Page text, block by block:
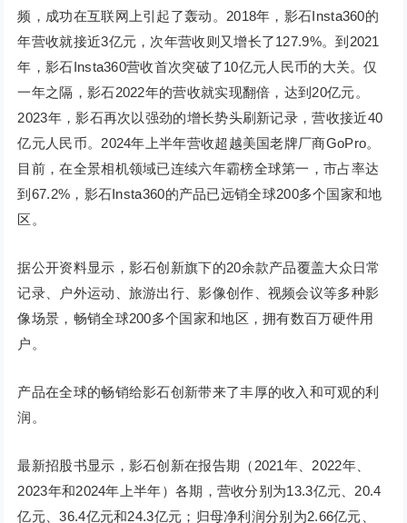
频，成功在互联网上引起了轰动。2018年，影石Insta360的
年营收就接近3亿元，次年营收则又增长了127.9%。到2021
年，影石Insta360营收首次突破了10亿元人民币的大关。仅
一年之隔，影石2022年的营收就实现翻倍，达到20亿元。
2023年，影石再次以强劲的增长势头刷新记录，营收接近40
亿元人民币。2024年上半年营收超越美国老牌厂商GoPro。
目前，在全景相机领域已连续六年霸榜全球第一，市占率达
到67.2%，影石Insta360的产品已远销全球200多个国家和地
区。
据公开资料显示，影石创新旗下的20余款产品覆盖大众日常
记录、户外运动、旅游出行、影像创作、视频会议等多种影
像场景，畅销全球200多个国家和地区，拥有数百万硬件用
户。
产品在全球的畅销给影石创新带来了丰厚的收入和可观的利
润。
最新招股书显示，影石创新在报告期（2021年、2022年、
2023年和2024年上半年）各期，营收分别为13.3亿元、20.4
亿元、36.4亿元和24.3亿元；归母净利润分别为2.66亿元、